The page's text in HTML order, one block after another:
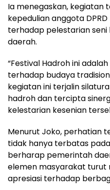
Ia menegaskan, kegiatan
kepedulian anggota
terhadap pelestarian seni
daerah.
“Festival Hadroh ini
terhadap budaya
kegiatan ini terjalin
hadroh dan tercipta
kelestarian kesenian
Menurut Joko, perhatian
tidak hanya terbatas
berharap pemerintah
elemen masyarakat turut
apresiasi terhadap